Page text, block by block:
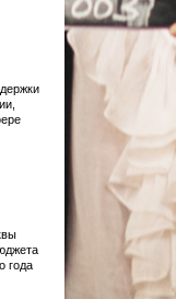
года